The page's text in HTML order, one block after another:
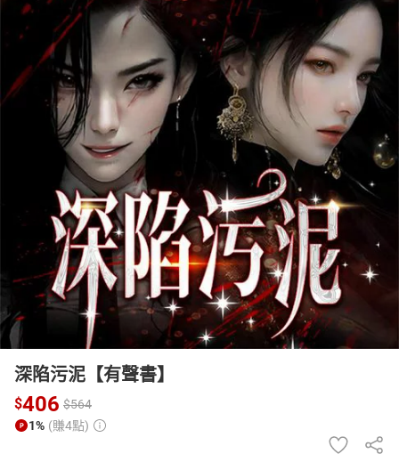
居家生活 3C家電 運動休閒 親子玩具
女裝 男裝 化妝保養 情趣用品
日本購物 電子/紙本書
HOT
深陷污泥【有聲書】
$406 $564
1% (賺4點)